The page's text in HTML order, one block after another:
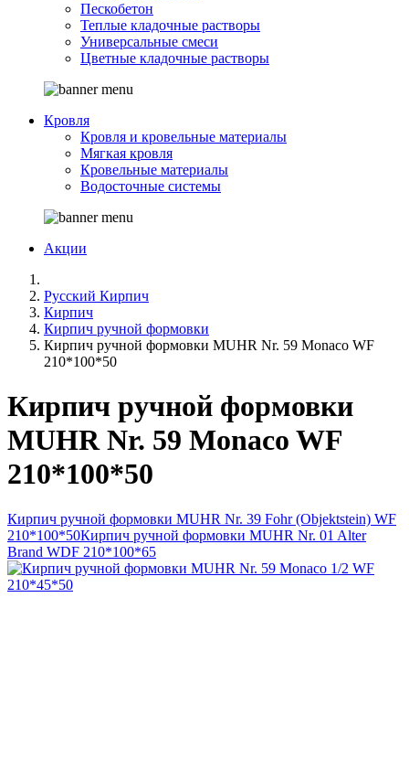
Пескобетон
Теплые кладочные растворы
Универсальные смеси
Цветные кладочные растворы
Кровля
Кровля и кровельные материалы
Мягкая кровля
Кровельные материалы
Водосточные системы
Акции
Русский Кирпич
Кирпич
Кирпич ручной формовки
Кирпич ручной формовки MUHR Nr. 59 Monaco WF
210*100*50
Кирпич ручной формовки
MUHR Nr. 59 Monaco WF
210*100*50
Кирпич ручной формовки MUHR Nr. 39 Fohr (Objektstein) WF
210*100*50Кирпич ручной формовки MUHR Nr. 01 Alter
Brand WDF 210*100*65